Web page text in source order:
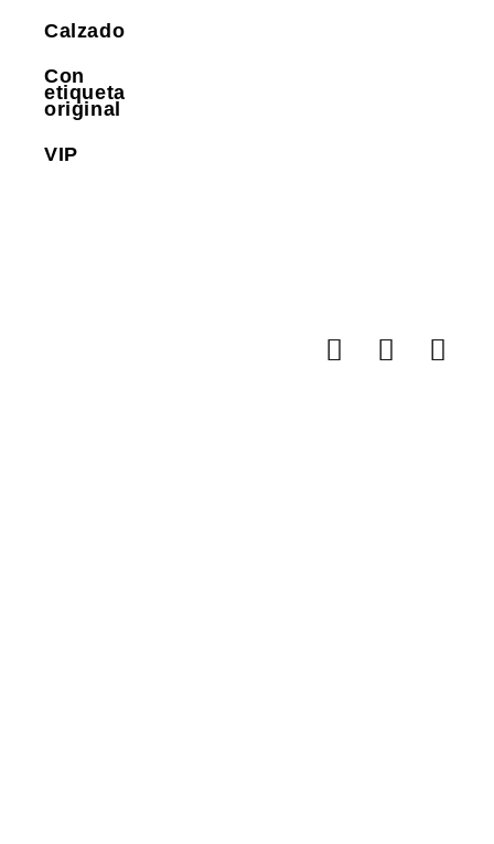
Calzado
Con
etiqueta
original
VIP